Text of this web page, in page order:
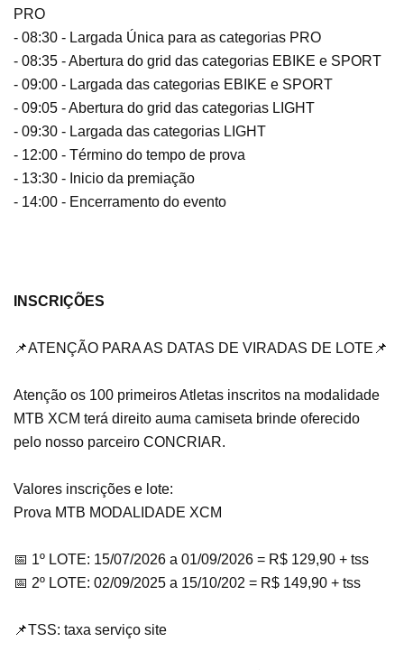
PRO
- 08:30 - Largada Única para as categorias PRO
- 08:35 - Abertura do grid das categorias EBIKE e SPORT
- 09:00 - Largada das categorias EBIKE e SPORT
- 09:05 - Abertura do grid das categorias LIGHT
- 09:30 - Largada das categorias LIGHT
- 12:00 - Término do tempo de prova
- 13:30 - Inicio da premiação
- 14:00 - Encerramento do evento
INSCRIÇÕES
📌ATENÇÃO PARA AS DATAS DE VIRADAS DE LOTE📌
Atenção os 100 primeiros Atletas inscritos na modalidade
MTB XCM terá direito auma camiseta brinde oferecido
pelo nosso parceiro CONCRIAR.
Valores inscrições e lote:
Prova MTB MODALIDADE XCM
📅 1º LOTE: 15/07/2026 a 01/09/2026 = R$ 129,90 + tss
📅 2º LOTE: 02/09/2025 a 15/10/202 = R$ 149,90 + tss
📌TSS: taxa serviço site